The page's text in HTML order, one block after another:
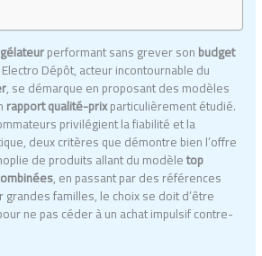
performant sans grever sonbudget
Dépôt, acteur incontournable du
, se démarque en proposant des modèles
rapport qualité-prixparticulièrement étudié.
privilégient la fiabilité et la
deux critères que démontre bien l’offre
de produits allant du modèletop
, en passant par des références
familles, le choix se doit d’être
ne pas céder à un achat impulsif contre-